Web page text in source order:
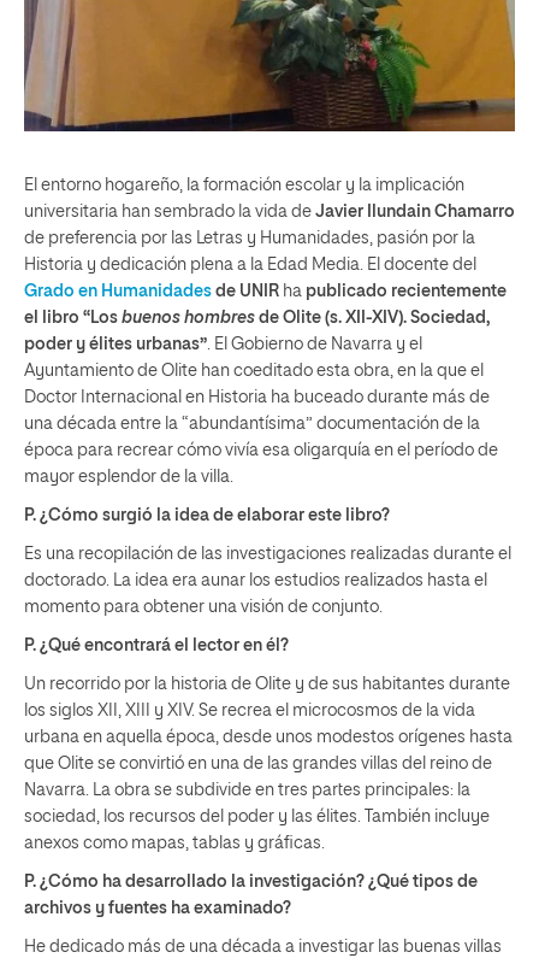
El entorno hogareño, la formación escolar y la implicación
universitaria han sembrado la vida de Javier Ilundain Chamarro
de preferencia por las Letras y Humanidades, pasión por la
Historia y dedicación plena a la Edad Media. El docente del
Grado en Humanidades de UNIR ha publicado recientemente
el libro “Los buenos hombres de Olite (s. XII-XIV). Sociedad,
poder y élites urbanas”. El Gobierno de Navarra y el
Ayuntamiento de Olite han coeditado esta obra, en la que el
Doctor Internacional en Historia ha buceado durante más de
una década entre la “abundantísima” documentación de la
época para recrear cómo vivía esa oligarquía en el período de
mayor esplendor de la villa.
P. ¿Cómo surgió la idea de elaborar este libro?
Es una recopilación de las investigaciones realizadas durante el
doctorado. La idea era aunar los estudios realizados hasta el
momento para obtener una visión de conjunto.
P. ¿Qué encontrará el lector en él?
Un recorrido por la historia de Olite y de sus habitantes durante
los siglos XII, XIII y XIV. Se recrea el microcosmos de la vida
urbana en aquella época, desde unos modestos orígenes hasta
que Olite se convirtió en una de las grandes villas del reino de
Navarra. La obra se subdivide en tres partes principales: la
sociedad, los recursos del poder y las élites. También incluye
anexos como mapas, tablas y gráficas.
P. ¿Cómo ha desarrollado la investigación? ¿Qué tipos de
archivos y fuentes ha examinado?
He dedicado más de una década a investigar las buenas villas